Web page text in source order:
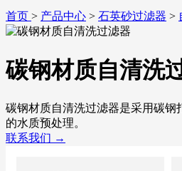
首页 > 产品中心 > 石英砂过滤器 >
碳钢材质自清洗
碳钢材质自清洗过滤器是采用碳钢
的水质预处理。
联系我们 →